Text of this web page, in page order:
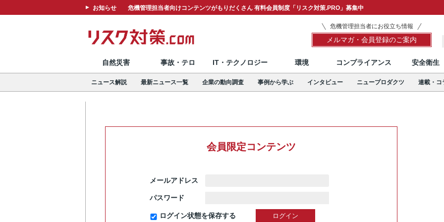
お知らせ 危機管理担当者向けコンテンツがもりだくさん 有料会員制度「リスク対策.PRO」募集中
危機管理担当者にお役立ち情報
メルマガ・会員登録のご案内
自然災害 事故・テロ IT・テクノロジー 環境 コンプライアンス 安全衛生
ニュース解説 最新ニュース一覧 企業の動向調査 事例から学ぶ インタビュー ニュープロダクツ 連載・コ
会員限定コンテンツ
メールアドレス
パスワード
ログイン状態を保存する